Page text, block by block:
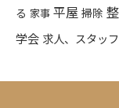
る 家事 平屋 掃除
学会 求人、スタッ